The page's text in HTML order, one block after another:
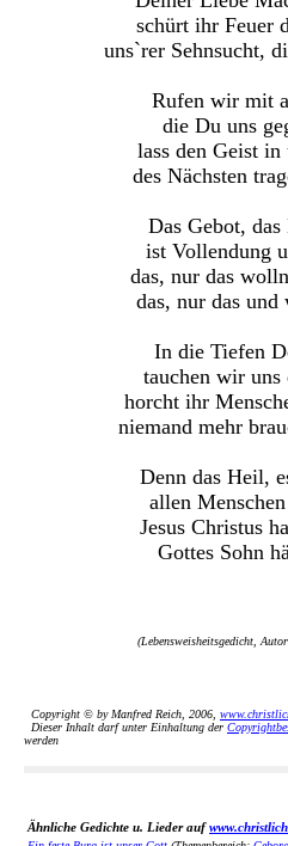
schürt ihr Feuer
uns`rer Sehnsucht,
Rufen wir mit
die Du uns
lass den Geist in
des Nächsten
Das Gebot, das
ist Vollendung
das, nur das
das, nur das und
In die Tiefen
tauchen wir uns
horcht ihr
niemand mehr
Denn das Heil,
allen
Jesus Christus
Gottes Sohn
(Lebensweisheitsgedicht,
Copyright © by Manfred Reich, 2006,
Dieser Inhalt darf unter Einhaltung der
werden
Ähnliche Gedichte u. Lieder auf